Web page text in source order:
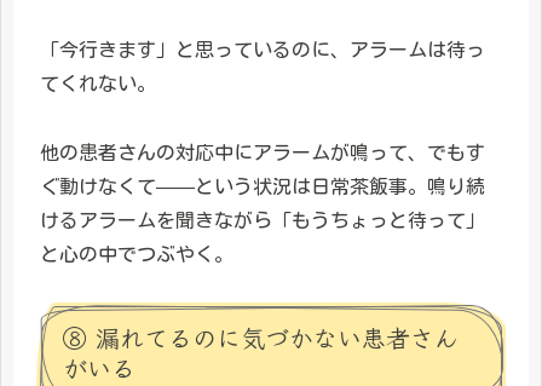
「今行きます」と思っているのに、アラームは待っ
てくれない。
他の患者さんの対応中にアラームが鳴って、でもす
ぐ動けなくて——という状況は日常茶飯事。鳴り続
けるアラームを聞きながら「もうちょっと待って」
と心の中でつぶやく。
⑧ 漏れてるのに気づかない患者さん
がいる